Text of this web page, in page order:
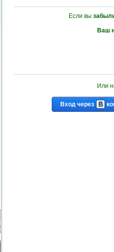
Если вы
Ваш
Или
Вход через